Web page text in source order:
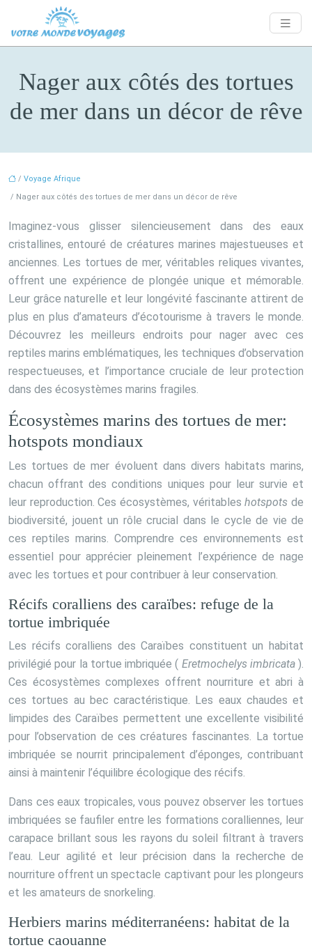
Nager aux côtés des tortues
de mer dans un décor de rêve
/ Voyage Afrique
/ Nager aux côtés des tortues de mer dans un décor de rêve
Imaginez-vous glisser silencieusement dans des eaux
cristallines, entouré de créatures marines majestueuses et
anciennes. Les tortues de mer, véritables reliques vivantes,
offrent une expérience de plongée unique et mémorable.
Leur grâce naturelle et leur longévité fascinante attirent de
plus en plus d’amateurs d’écotourisme à travers le monde.
Découvrez les meilleurs endroits pour nager avec ces
reptiles marins emblématiques, les techniques d’observation
respectueuses, et l’importance cruciale de leur protection
dans des écosystèmes marins fragiles.
Écosystèmes marins des tortues de mer:
hotspots mondiaux
Les tortues de mer évoluent dans divers habitats marins,
chacun offrant des conditions uniques pour leur survie et
leur reproduction. Ces écosystèmes, véritableshotspotsde
biodiversité, jouent un rôle crucial dans le cycle de vie de
ces reptiles marins. Comprendre ces environnements est
essentiel pour apprécier pleinement l’expérience de nage
avec les tortues et pour contribuer à leur conservation.
Récifs coralliens des caraïbes: refuge de la
tortue imbriquée
Les récifs coralliens des Caraïbes constituent un habitat
privilégié pour la tortue imbriquée ( Eretmochelys imbricata ).
Ces écosystèmes complexes offrent nourriture et abri à
ces tortues au bec caractéristique. Les eaux chaudes et
limpides des Caraïbes permettent une excellente visibilité
pour l’observation de ces créatures fascinantes. La tortue
imbriquée se nourrit principalement d’éponges, contribuant
ainsi à maintenir l’équilibre écologique des récifs.
Dans ces eaux tropicales, vous pouvez observer les tortues
imbriquées se faufiler entre les formations coralliennes, leur
carapace brillant sous les rayons du soleil filtrant à travers
l’eau. Leur agilité et leur précision dans la recherche de
nourriture offrent un spectacle captivant pour les plongeurs
et les amateurs de snorkeling.
Herbiers marins méditerranéens: habitat de la
tortue caouanne